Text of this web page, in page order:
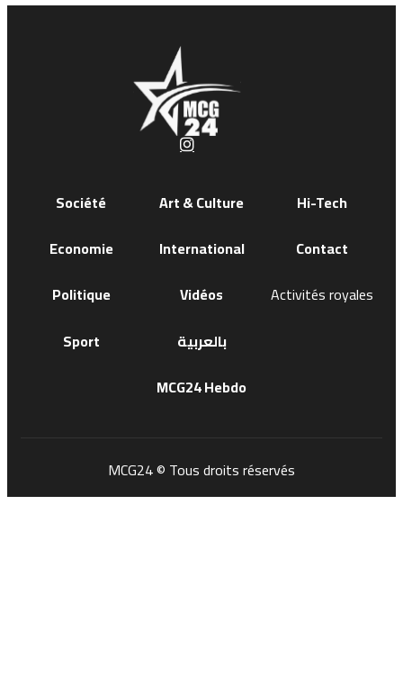
Société
Economie
Politique
Sport
Art & Culture
International
Vidéos
بالعربية
MCG24 Hebdo
Hi-Tech
Contact
Activités royales
MCG24 © Tous droits réservés